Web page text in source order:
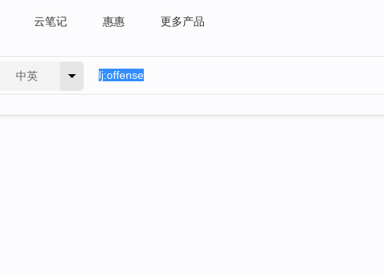
云笔记 惠惠 更多产品
中英